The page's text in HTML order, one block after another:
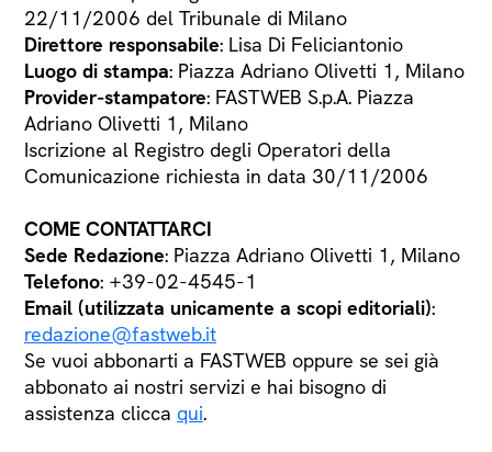
22/11/2006 del Tribunale di Milano
Direttore responsabile: Lisa Di Feliciantonio
Luogo di stampa: Piazza Adriano Olivetti 1, Milano
Provider-stampatore: FASTWEB S.p.A. Piazza
Adriano Olivetti 1, Milano
Iscrizione al Registro degli Operatori della
Comunicazione richiesta in data 30/11/2006
COME CONTATTARCI
Sede Redazione: Piazza Adriano Olivetti 1, Milano
Telefono: +39-02-4545-1
Email (utilizzata unicamente a scopi editoriali):
redazione@fastweb.it
Se vuoi abbonarti a FASTWEB oppure se sei già
abbonato ai nostri servizi e hai bisogno di
assistenza clicca qui.